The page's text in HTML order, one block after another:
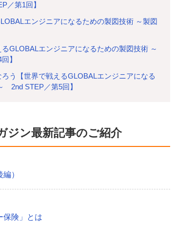
／第1回】
エンジニアになるための製図技術 ～製図
GLOBALエンジニアになるための製図技術 ～
】
う【世界で戦えるGLOBALエンジニアになる
2nd STEP／第5回】
ジン最新記事のご紹介
）
保険」とは